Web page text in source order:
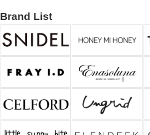
Brand List